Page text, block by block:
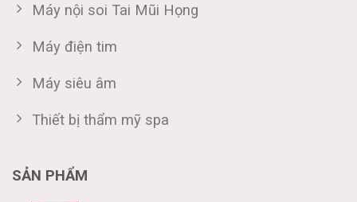
Máy nội soi Tai Mũi Họng
Máy điện tim
Máy siêu âm
Thiết bị thẩm mỹ spa
SẢN PHẨM